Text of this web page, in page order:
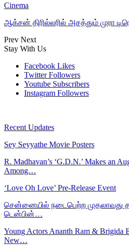
Cinema
ஆக்சன் திரில்லரில் அசத்தும் முரா
Prev Next
Stay With Us
Facebook Likes
Twitter Followers
Youtube Subscribers
Instagram Followers
Recent Updates
Sey Seyyathe Movie Posters
R. Madhavan’s ‘G.D.N.’ Makes an
Among…
‘Love Oh Love’ Pre-Release Event
சென்னையில் நடைபெற்ற முதலாவது
டென்பின்…
Young Actors Ananth Ram & Brigida
New…